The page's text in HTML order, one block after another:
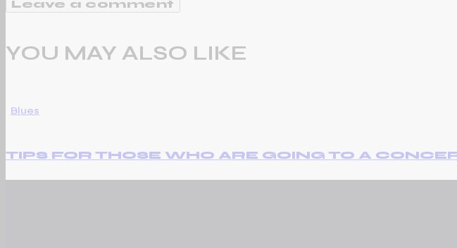
YOU MAY ALSO LIKE
Blues
TIPS FOR THOSE WHO ARE GOING TO A